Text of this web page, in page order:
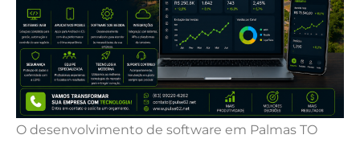
O desenvolvimento de software em Palmas TO